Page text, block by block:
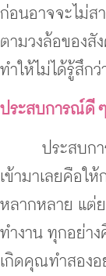
ก่อนอาจจะไม่
ตามวงล้อของสั
ทำให้ไม่ได้รู้สึก
ประสบการณ์ดี
ประสบการ
เข้ามาเลยคือใ
หลากหลาย แต่
ทำงาน ทุกอย่า
เกิดคุณทำสอง